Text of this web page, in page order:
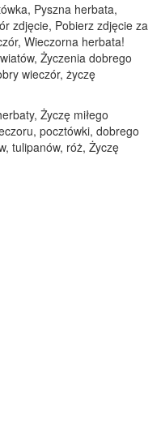
Pyszna herbata,
zdjęcie, Pobierz zdjęcie za
Wieczorna herbata!
Życzenia dobrego
wieczór, życzę
Życzę miłego
pocztówki, dobrego
tulipanów, róż, Życzę